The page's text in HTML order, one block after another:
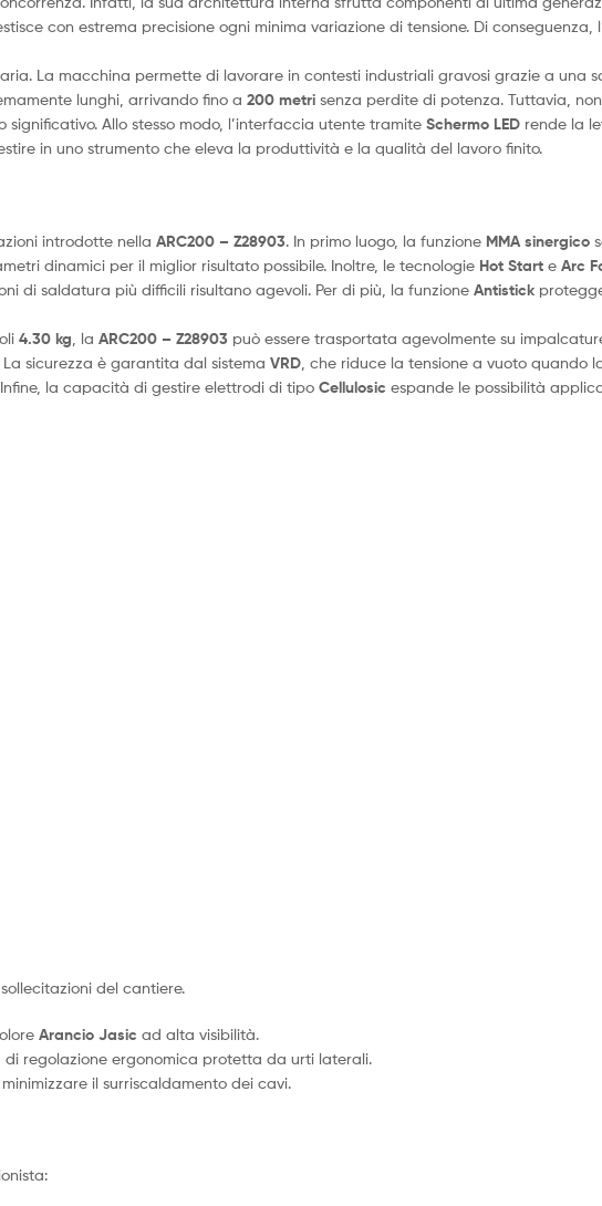
con estrema precisione ogni minima variazione di tensione. Di conseguenza,
La macchina permette di lavorare in contesti industriali gravosi grazie a una
lunghi, arrivando fino a 200 metri senza perdite di potenza. Tuttavia,
Allo stesso modo, l’interfaccia utente tramite Schermo LED rende la
in uno strumento che eleva la produttività e la qualità del lavoro finito.
introdotte nella ARC200 – Z28903. In primo luogo, la funzione MMA sinergico
dinamici per il miglior risultato possibile. Inoltre, le tecnologie Hot Start e Arc
di saldatura più difficili risultano agevoli. Per di più, la funzione Antistick
4.30 kg , la ARC200 – Z28903 può essere trasportata agevolmente su
sicurezza è garantita dal sistema VRD , che riduce la tensione a vuoto quando
la capacità di gestire elettrodi di tipo Cellulosic espande le possibilità
del cantiere.
Arancio Jasic ad alta visibilità.
di regolazione ergonomica protetta da urti laterali.
il surriscaldamento dei cavi.